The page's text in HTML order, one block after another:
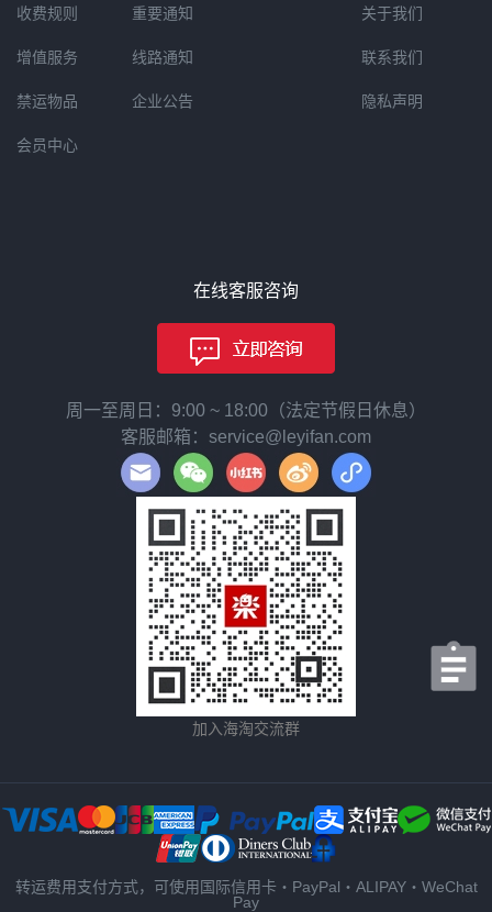
收费规则
增值服务
禁运物品
会员中心
重要通知
线路通知
企业公告
关于我们
联系我们
隐私声明
在线客服咨询
周一至周日：9:00 ~ 18:00（法定节假日休息）
客服邮箱：service@leyifan.com
加入海淘交流群
转运费用支付方式，可使用国际信用卡・PayPal・ALIPAY・WeChat
Pay